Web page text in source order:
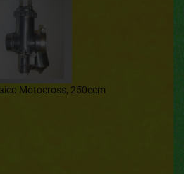
Motocross, 250ccm